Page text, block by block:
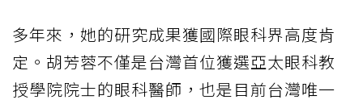
多年來，她的研究成果獲國際眼科界高度肯
定。胡芳蓉不僅是台灣首位獲選亞太眼科教
授學院院士的眼科醫師，也是目前台灣唯一